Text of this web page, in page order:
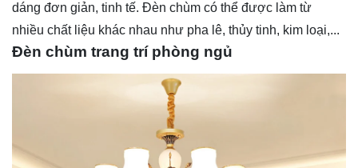
dáng đơn giản, tinh tế. Đèn chùm có thể được làm từ
nhiều chất liệu khác nhau như pha lê, thủy tinh, kim loại,...
Đèn chùm trang trí phòng ngủ